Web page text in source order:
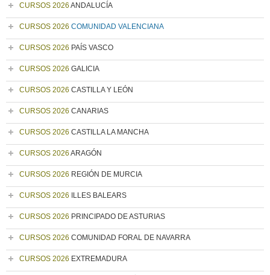
CURSOS 2026 ANDALUCÍA
CURSOS 2026 COMUNIDAD VALENCIANA
CURSOS 2026 PAÍS VASCO
CURSOS 2026 GALICIA
CURSOS 2026 CASTILLA Y LEÓN
CURSOS 2026 CANARIAS
CURSOS 2026 CASTILLA LA MANCHA
CURSOS 2026 ARAGÓN
CURSOS 2026 REGIÓN DE MURCIA
CURSOS 2026 ILLES BALEARS
CURSOS 2026 PRINCIPADO DE ASTURIAS
CURSOS 2026 COMUNIDAD FORAL DE NAVARRA
CURSOS 2026 EXTREMADURA